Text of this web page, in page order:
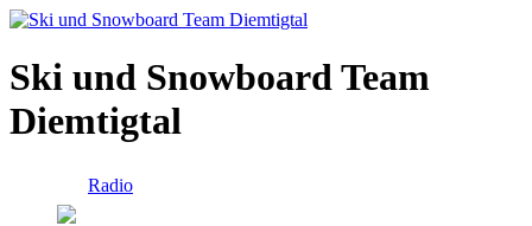
Ski und Snowboard Team
Diemtigtal
Radio